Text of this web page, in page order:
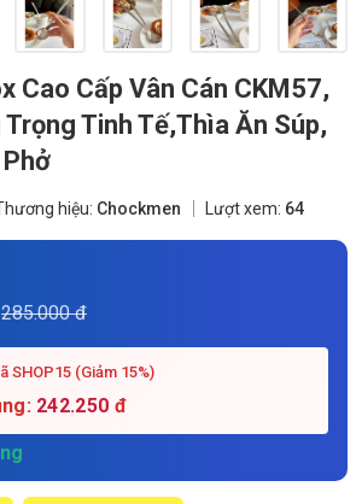
Cao Cấp Vân Cán CKM57,
Tinh Tế,Thìa Ăn Súp,
hiệu: Chockmen Lượt xem: 64
285.000 đ
SHOP15 (Giảm 15%)
242.250 đ